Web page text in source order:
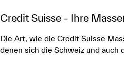
Credit Suisse - Ihre
Die Art, wie die Credit Suisse
denen sich die Schweiz und auch